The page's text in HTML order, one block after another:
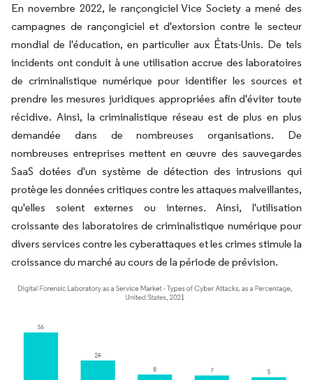
En novembre 2022, le rançongiciel Vice Society a mené des
campagnes de rançongiciel et d'extorsion contre le secteur
mondial de l'éducation, en particulier aux États-Unis. De tels
incidents ont conduit à une utilisation accrue des laboratoires
de criminalistique numérique pour identifier les sources et
prendre les mesures juridiques appropriées afin d'éviter toute
récidive. Ainsi, la criminalistique réseau est de plus en plus
demandée dans de nombreuses organisations. De
nombreuses entreprises mettent en œuvre des sauvegardes
SaaS dotées d'un système de détection des intrusions qui
protège les données critiques contre les attaques malveillantes,
qu'elles soient externes ou internes. Ainsi, l'utilisation
croissante des laboratoires de criminalistique numérique pour
divers services contre les cyberattaques et les crimes stimule la
croissance du marché au cours de la période de prévision.